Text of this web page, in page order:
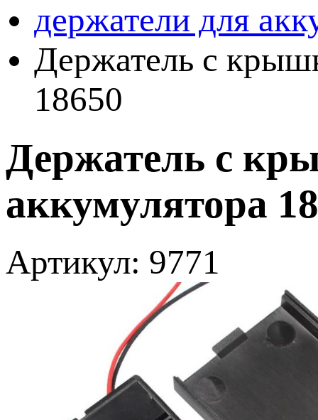
держатели для
Держатель с
18650
Держатель с
аккумулятора
Артикул: 9771